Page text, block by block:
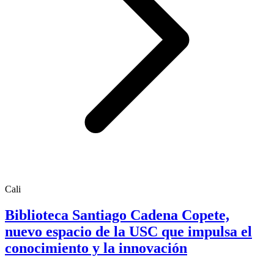
Cali
Biblioteca Santiago Cadena Copete,
nuevo espacio de la USC que impulsa el
conocimiento y la innovación